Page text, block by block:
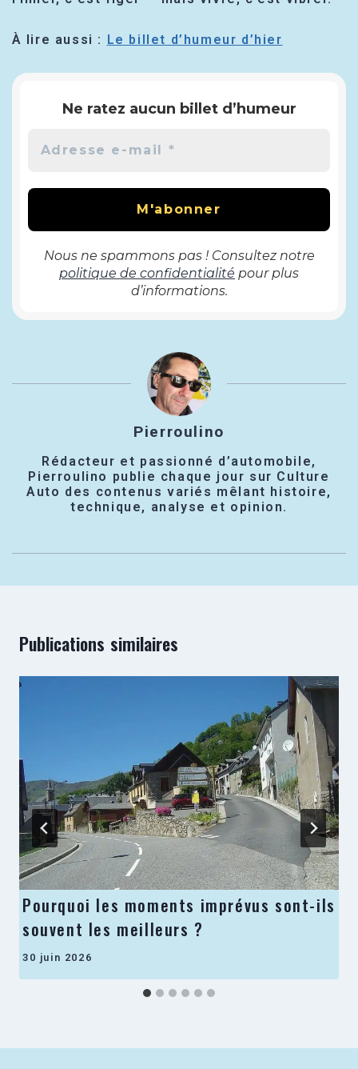
À lire aussi : Le billet d’humeur d’hier
Ne ratez aucun billet d’humeur
Nous ne spammons pas ! Consultez notre
politique de confidentialité pour plus
d’informations.
Pierroulino
Rédacteur et passionné d’automobile,
Pierroulino publie chaque jour sur Culture
Auto des contenus variés mêlant histoire,
technique, analyse et opinion.
Publications similaires
Pourquoi les moments imprévus sont-ils
souvent les meilleurs ?
30 juin 2026